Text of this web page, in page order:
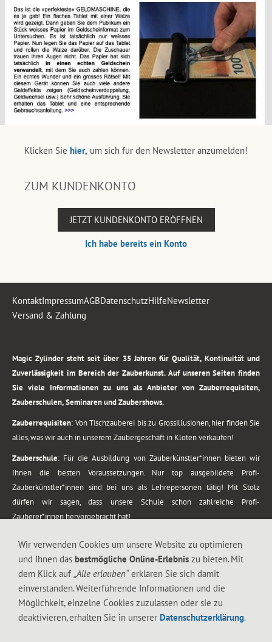
Klicken Sie hier, um sich für den Newsletter anzumelden!
ZUM KUNDENKONTO
JETZT KUNDENKONTO ERÖFFNEN
Ich habe bereits ein Konto
KontaktImpressumAGBDatenschutzHilfeNewsletter
Versand & Zahlung
Magic Zylinder steht seit über 35 Jahren für Qualität, Kontinuität und
Zuverlässigkeit im Bereich der Zauberkunst. Auf unseren Seiten finden
Sie viele Informationen zu uns als Anbieter von Zauberrequisiten,
Zauberschulen, Seminaren und Zaubershows.
Zauberrequisiten: Von Tischzauberei bis zu Grossillusionen, hier finden Sie
alles, was wir auch in unserem Zaubergeschäft in Kloten verkaufen!
Zauberschule: Für die Ausbildung von Zauberkünstler*innen bieten wir
Ihnen die besten Voraussetzungen. Nur top ausgebildete Profi-
Zauberkünstler*innen sind bei uns als Lehrepersonen tätig! Mit Stolz
dürfen wir sagen, dass unsere Schule schon zahlreiche Profi-
Zauberer*innen hervorgebracht hat!
vom Kinderprogramm bis zur Tischzauberei. Lassen Sie sich faszinieren von
meiner Zauber-Sprech-Show, angerührt mit sprachlichen Sequenzen,
gewürzt mit Gags und visuellen Illusionen wie Kaninchen, Vasen, Seilen,
Wir verwenden Cookies um unsere Website zu optimieren
und Ihnen das bestmögliche Online-Erlebnis zu bieten. Mit
dem Klick auf „Alle erlauben“erklären Sie sich damit
einverstanden. Weiterführende Informationen und die
Möglichkeit, einzelne Cookies zuzulassen oder sie zu
deaktivieren, erhalten Sie in unserer Datenschutzerklärung.